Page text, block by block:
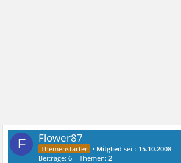
F Flower87
• Mitglied seit: 15.10.2008
Beiträge:6 Themen:2